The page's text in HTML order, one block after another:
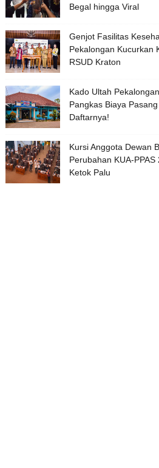
Begal hingga Viral
Genjot Fasilitas
Pekalongan Kucurkan
RSUD Kraton
Kado Ultah
Pangkas Biaya
Daftarnya!
Kursi Anggota Dewan
Perubahan KUA-
Ketok Palu